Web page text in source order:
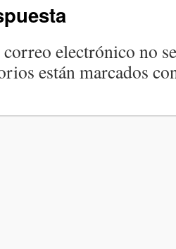
electrónico no
están marcados